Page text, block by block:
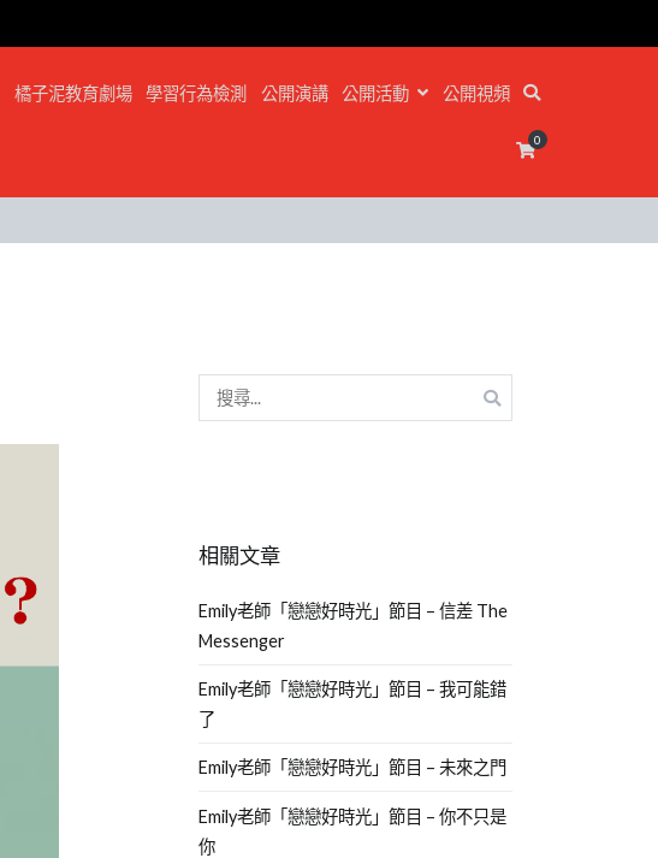
橘子泥教育劇場 學習行為檢測 公開演講 公開活動 公開視頻
0
相關文章
Emily老師「戀戀好時光」節目 – 信差 The
Messenger
Emily老師「戀戀好時光」節目 – 我可能錯
了
Emily老師「戀戀好時光」節目 – 未來之門
Emily老師「戀戀好時光」節目 – 你不只是
你